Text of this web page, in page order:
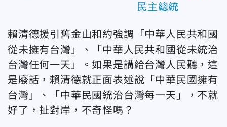
民主總統
賴清德援引舊金山和約強調「中華人民共和國
從未擁有台灣」、「中華人民共和國從未統治
台灣任何一天」。如果是講給台灣人民聽，這
是廢話，賴清德就正面表述說「中華民國擁有
台灣」、「中華民國統治台灣每一天」，不就
好了，扯對岸，不奇怪嗎？